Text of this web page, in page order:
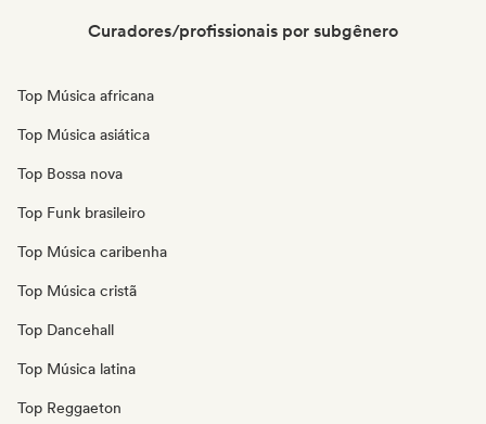
Curadores/profissionais por subgênero
Top Música africana
Top Música asiática
Top Bossa nova
Top Funk brasileiro
Top Música caribenha
Top Música cristã
Top Dancehall
Top Música latina
Top Reggaeton